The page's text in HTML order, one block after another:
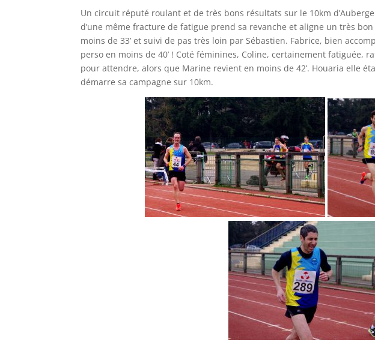
Un circuit réputé roulant et de très bons résultats sur le 10km
d’une même fracture de fatigue prend sa revanche et aligne un très
moins de 33’ et suivi de pas très loin par Sébastien. Fabrice, bien
perso en moins de 40’ ! Coté féminines, Coline, certainement fatiguée,
pour attendre, alors que Marine revient en moins de 42’. Houaria elle
démarre sa campagne sur 10km.